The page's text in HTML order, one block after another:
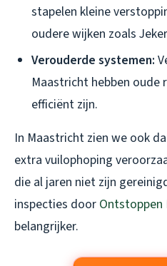
stapelen kleine
oudere wijken zoals
Verouderde systemen:
Maastricht hebben oude
efficiënt zijn.
In Maastricht zien we ook
extra vuilophoping
die al jaren niet zijn
inspecties door
belangrijker.